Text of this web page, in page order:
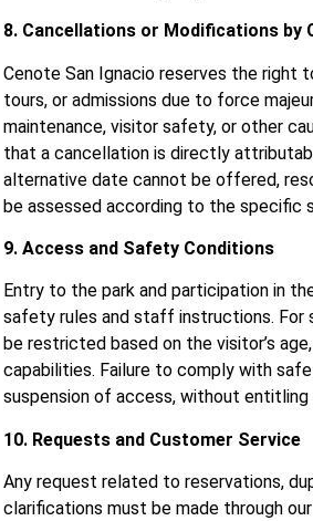
8. Cancellations or Modifications by
Cenote San Ignacio reserves the right
tours, or admissions due to force
maintenance, visitor safety, or other
that a cancellation is directly
alternative date cannot be offered,
be assessed according to the specific
9. Access and Safety Conditions
Entry to the park and participation in
safety rules and staff instructions. For
be restricted based on the visitor’s
capabilities. Failure to comply with
suspension of access, without
10. Requests and Customer Service
Any request related to reservations,
clarifications must be made through